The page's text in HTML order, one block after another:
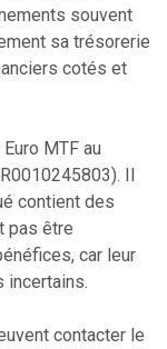
souvent
sa trésorerie
cotés et
MTF au
Il
contient des
pas être
car leur
incertains.
contacter le